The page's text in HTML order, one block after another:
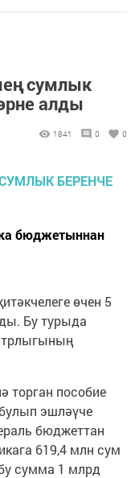
сумлык
алды
1841 0 0
бюджетыннан
өчен 5
Бу турыда
торган пособие
эшләүче
бюджеттан
619,4 млн сум
сумма 1 млрд